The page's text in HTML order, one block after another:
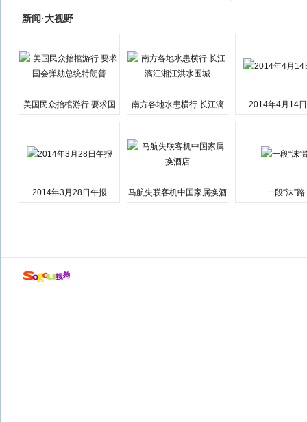
新闻·大视野
美国民众抬棺游行 要求国
南方各地水患横行 长江漓
2014年4月14
2014年3月28日午报
马航失联客机中国家属换酒
一段“沫”路